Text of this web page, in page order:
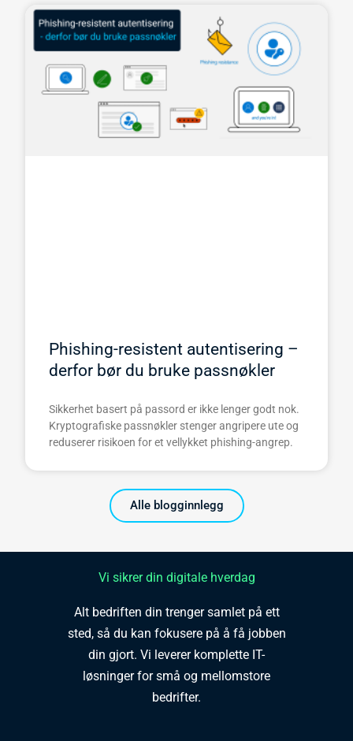
Phishing-resistent autentisering –
derfor bør du bruke passnøkler
Sikkerhet basert på passord er ikke lenger godt nok.
Kryptografiske passnøkler stenger angripere ute og
reduserer risikoen for et vellykket phishing-angrep.
Alle blogginnlegg
Vi sikrer din digitale hverdag
Alt bedriften din trenger samlet på ett
sted, så du kan fokusere på å få jobben
din gjort. Vi leverer komplette IT-
løsninger for små og mellomstore
bedrifter.